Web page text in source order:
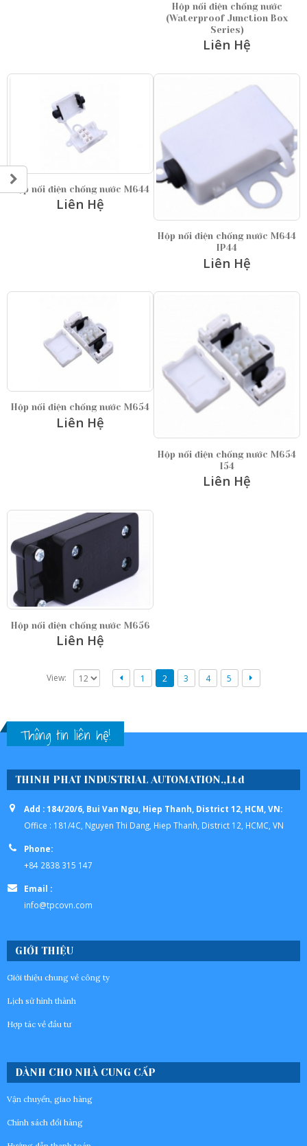
Hộp nối điện chống nước
(Waterproof Junction Box
Series)
Liên Hệ
Hộp nối điện chống nước M644
Liên Hệ
Hộp nối điện chống nước M644
IP44
Liên Hệ
Hộp nối điện chống nước M654
Liên Hệ
Hộp nối điện chống nước M654
I54
Liên Hệ
Hộp nối điện chống nước M656
Liên Hệ
View: 1 2 3 4 5
Thông tin liên hệ!
THINH PHAT INDUSTRIAL AUTOMATION.,Ltd
Add : 184/20/6, Bui Van Ngu, Hiep Thanh, District 12, HCM, VN:
Office : 181/4C, Nguyen Thi Dang, Hiep Thanh, District 12, HCMC, VN
Phone:
+84 2838 315 147
Email :
info@tpcovn.com
GIỚI THIỆU
Giới thiệu chung về công ty
Lịch sử hình thành
Hợp tác về đầu tư
DÀNH CHO NHÀ CUNG CẤP
Vận chuyển, giao hàng
Chính sách đổi hàng